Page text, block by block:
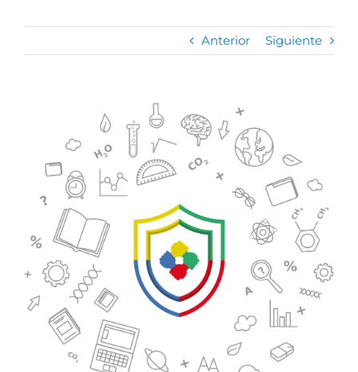
Anterior Siguiente
grande